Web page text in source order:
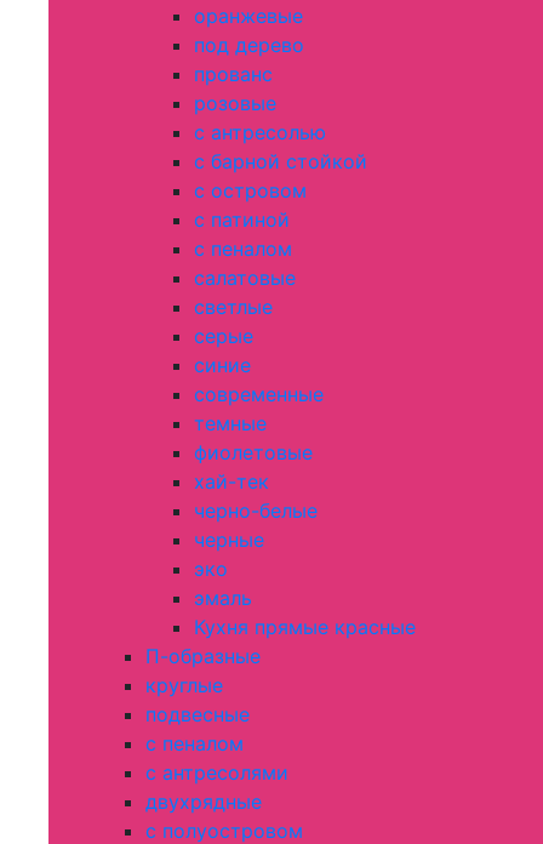
оранжевые
под дерево
прованс
розовые
с антресолью
с барной стойкой
с островом
с патиной
с пеналом
салатовые
светлые
серые
синие
современные
темные
фиолетовые
хай-тек
черно-белые
черные
эко
эмаль
Кухня прямые красные
П-образные
круглые
подвесные
с пеналом
с антресолями
двухрядные
с полуостровом